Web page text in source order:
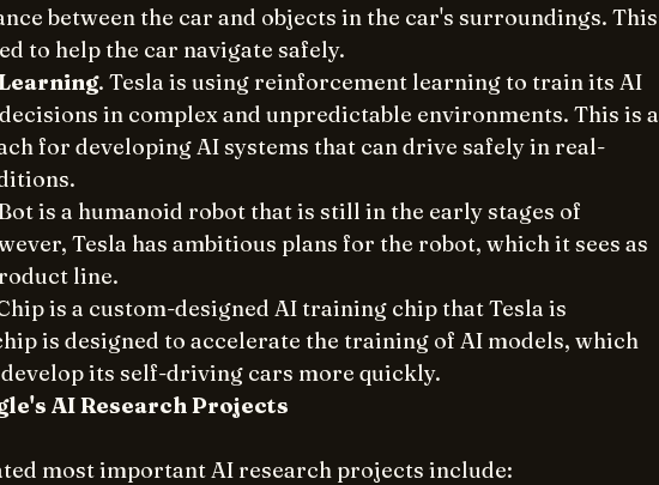
between the car and objects in the car's surroundings. This
to help the car navigate safely.
. Tesla is using reinforcement learning to train its AI
in complex and unpredictable environments. This is a
for developing AI systems that can drive safely in real-
is a humanoid robot that is still in the early stages of
Tesla has ambitious plans for the robot, which it sees as
line.
is a custom-designed AI training chip that Tesla is
is designed to accelerate the training of AI models, which
its self-driving cars more quickly.
AI Research Projects
most important AI research projects include: